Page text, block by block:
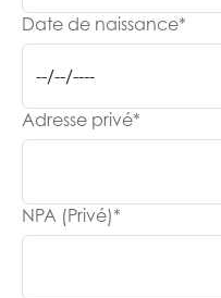
Date de naissance*
Adresse privé*
NPA (Privé)*